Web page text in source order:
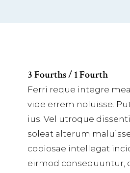
3 Fourths / 1 Fourth
Ferri reque integre
vide errem noluisse.
ius. Vel utroque
soleat alterum
copiosae intellegat
eirmod consequuntur,